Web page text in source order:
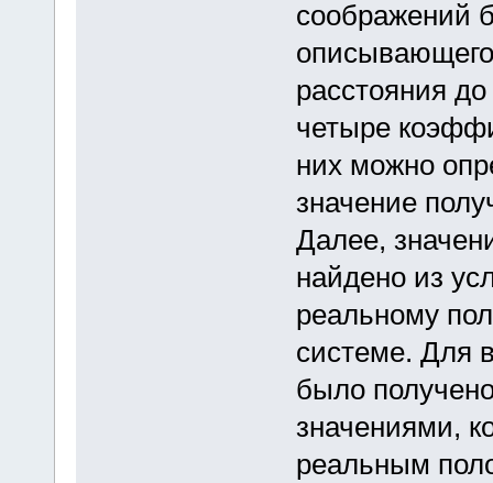
соображений
расстояния
четыре
них можно
значение
Далее,
найдено из
реальному
системе. Для
было
значениями,
реальным